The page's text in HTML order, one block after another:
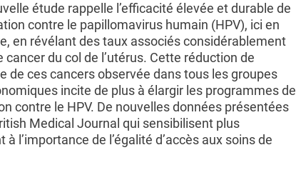
étude rappelle l’efficacité élevée et durable de
contre le papillomavirus humain (HPV), ici en
en révélant des taux associés considérablement
cancer du col de l’utérus. Cette réduction de
de ces cancers observée dans tous les groupes
incite de plus à élargir les programmes de
contre le HPV. De nouvelles données présentées
Medical Journal qui sensibilisent plus
à l’importance de l’égalité d’accès aux soins de